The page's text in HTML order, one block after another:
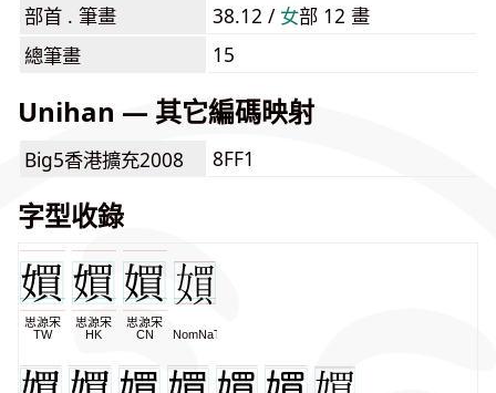
部首 . 筆畫
38.12 / ⼥部 12 畫
總筆畫
15
Unihan — 其它編碼映射
Big5香港擴充2008 8FF1
字型收錄
思源宋
TW
思源宋
HK
思源宋
CN
NomNaTong